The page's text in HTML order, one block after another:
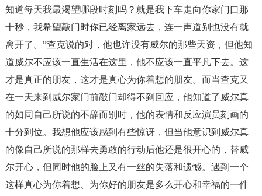
知道每天我最渴望哪段时刻吗？就是我下车走向你家门口那
十秒，我希望敲门时你已经离家远去，连一声道别也没有就
离开了。”查克说的对，他也许没有威尔的那些天资，但他知
道威尔不应该一直生活在这里，他不应该一直平凡下去。这
才是真正的朋友，这才是真心为你着想的朋友。而当查克又
在一天来到威尔家门前敲门却得不到回应，他知道了威尔真
的如同自己所说的不辞而别时，他的表情和反应演员刻画的
十分到位。我想他应该感到有些惊讶，但当他意识到威尔真
的像自己所说的那样去勇敢的行动后他还是很开心的，替威
尔开心，但同时他的脸上又有一丝的失落和遗憾。遇到一个
这样真心为你着想、为你好的朋友是多么开心和幸福的一件